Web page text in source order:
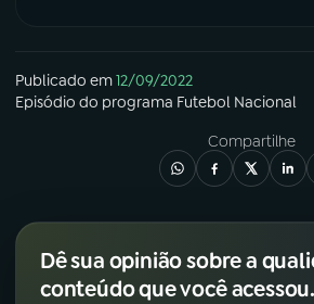
Publicado em12/09/2022
Episódio do programa Futebol Nacional
Compartilhe
Dê sua opinião sobre a
conteúdo que você acessou.